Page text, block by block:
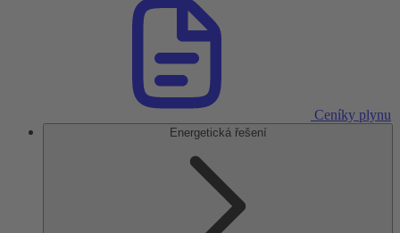
Ceníky plynu
Energetická řešení